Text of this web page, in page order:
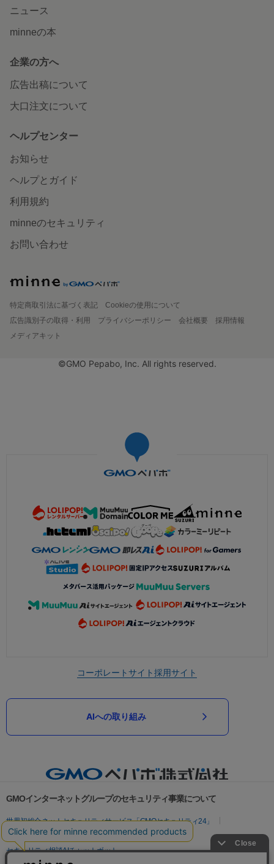
ニュース
minneの本
企業の方へ
広告出稿について
大口注文について
ヘルプセンター
お知らせ
ヘルプとガイド
利用規約
minneのセキュリティ
お問い合わせ
特定商取引法に基づく表記
Cookieの使用について
広告識別子の取得・利用
プライバシーポリシー 会社概要
採用情報
メディアキット
©GMO Pepabo, Inc. All rights reserved.
コーポレートサイト採用サイト
AIへの取り組み
GMOインターネットグループのセキュリティ事業について
世界初総合ネットセキュリティサービス「GMOセキュリティ24」
パスワード漏洩診断
Webサイトリスク診断
セキュリティ相談AIチャットボット